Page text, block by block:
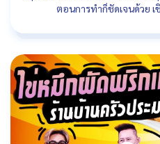
ตอนการทำก็ชัดเจนด้วย